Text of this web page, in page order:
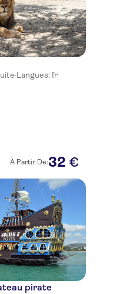
·Langues: fr
À Partir De:32 €
pirate